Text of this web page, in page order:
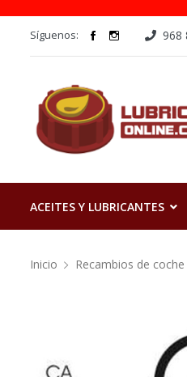
Síguenos: 968
ACEITES Y LUBRICANTES
Inicio Recambios de coche